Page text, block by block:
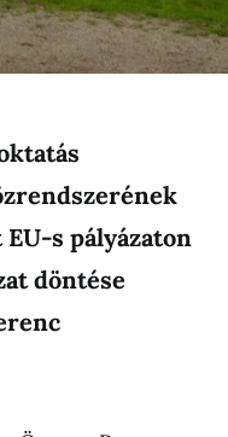
s pályázaton
döntése